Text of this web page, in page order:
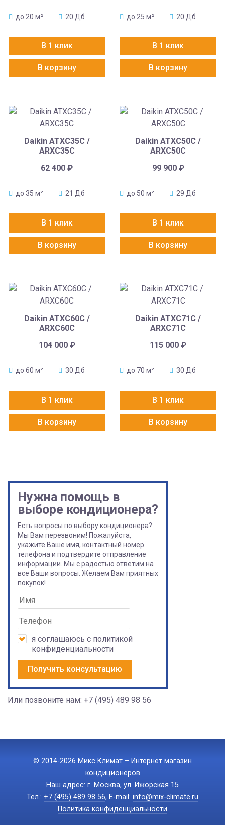
до 20 м² 20 Дб
В 1 клик
В корзину
до 25 м² 20 Дб
В 1 клик
В корзину
Daikin ATXC35С /
ARXC35С
62 400₽
до 35 м² 21 Дб
В 1 клик
В корзину
Daikin ATXC50C /
ARXC50C
99 900 ₽
до 50 м² 29 Дб
В 1 клик
В корзину
Daikin ATXC60C /
ARXC60C
104 000 ₽
до 60 м² 30 Дб
В 1 клик
В корзину
Daikin ATXC71C /
ARXC71C
115 000₽
до 70 м² 30 Дб
В 1 клик
В корзину
Нужна помощь в
выборе кондиционера?
Есть вопросы по выбору кондиционера?
Мы Вам перезвоним! Пожалуйста,
укажите Ваше имя, контактный номер
телефона и подтвердите отправление
информации. Мы с радостью ответим на
все Ваши вопросы. Желаем Вам приятных
покупок!
я соглашаюсь с политикой
конфиденциальности
Получить консультацию
Или позвоните нам: +7 (495) 489 98 56
© 2014-2026 Микс Климат – Интернет магазин
кондиционеров
Наш адрес: г. Москва, ул. Ижорская 15
Тел.: +7 (495) 489 98 56, E-mail: info@mix-climate.ru
Политика конфиденциальности